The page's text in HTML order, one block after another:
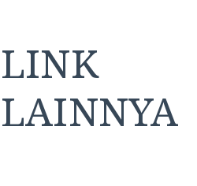
LINK
LAINNYA